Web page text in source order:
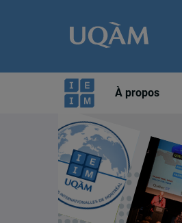
À propos